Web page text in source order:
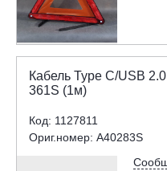
Кабель Type C/USB
361S (1м)
Код: 1127811
Ориг.номер: A40283S